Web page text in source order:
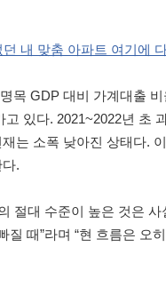
내 맞춤 아파트 여기에
목 GDP 대비 가계대출
있다. 2021~2022년 초
는 소폭 낮아진 상태다.
.
절대 수준이 높은 것은
질 때”라며 “현 흐름은 오